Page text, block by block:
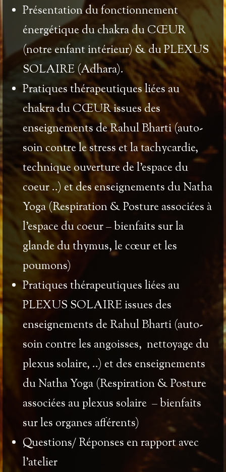
Présentation dufonctionnement
énergétique du chakra du CŒUR
(notre enfant intérieur) & du PLEXUS
SOLAIRE (Adhara).
Pratiques thérapeutiquesliées au
chakra du CŒURissues des
enseignements deRahul Bharti(auto-
soin contre le stress et la tachycardie,
technique ouverture de l’espace du
coeur ..) et des enseignements duNatha
Yoga (Respiration & Posture associées à
l’espace du coeur – bienfaits sur la
glande du thymus, le cœur et les
poumons)
Pratiques thérapeutiquesliées au
PLEXUS SOLAIREissues des
enseignements deRahul Bharti (auto-
soin contre les angoisses, nettoyage du
plexus solaire, ..) et des enseignements
duNatha Yoga (Respiration & Posture
associées au plexus solaire – bienfaits
sur les organes afférents)
Questions/ Réponses en rapport avec
l’atelier